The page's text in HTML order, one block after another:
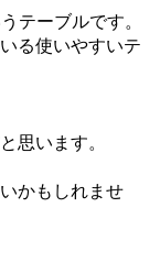
テーブルです。
る使いやすいテ
思います。
かもしれませ